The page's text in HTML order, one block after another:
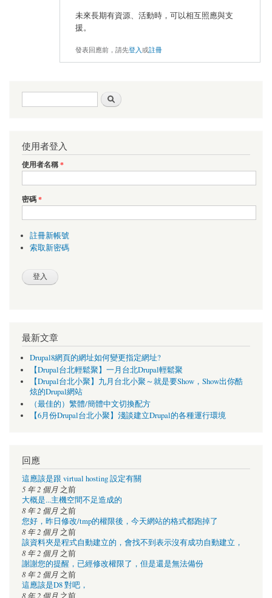
未來長期有資源、活動時，可以相互照應與支
援。
發表回應前，請先登入或註冊
搜尋表單
使用者登入
使用者名稱*
密碼*
註冊新帳號
索取新密碼
最新文章
Drupal8網頁的網址如何變更指定網址?
【Drupal台北輕鬆聚】一月台北Drupal輕鬆聚
【Drupal台北小聚】九月台北小聚～就是要Show，Show出你酷
炫的Drupal網站
（最佳的）繁體/簡體中文切換配方
【6月份Drupal台北小聚】淺談建立Drupal的各種運行環境
回應
這應該是跟 virtual hosting 設定有關
5 年 2 個月 之前
大概是...主機空間不足造成的
8 年 2 個月 之前
您好，昨日修改/tmp的權限後，今天網站的格式都跑掉了
8 年 2 個月 之前
該資料夾是程式自動建立的，會找不到表示沒有成功自動建立，
8 年 2 個月 之前
謝謝您的提醒，已經修改權限了，但是還是無法備份
8 年 2 個月 之前
這應該是D8 對吧，
8 年 2 個月 之前